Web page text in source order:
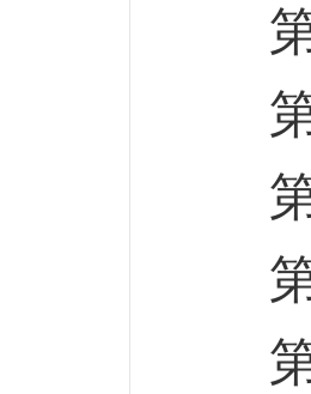
第
第
第
第
第